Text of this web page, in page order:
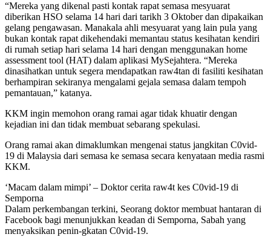
“Mereka yang dikenal pasti kontak rapat semasa mesyuarat
diberikan HSO selama 14 hari dari tarikh 3 Oktober dan dipakaikan
gelang pengawasan. Manakala ahli mesyuarat yang lain pula yang
bukan kontak rapat dikehendaki memantau status kesihatan kendiri
di rumah setiap hari selama 14 hari dengan menggunakan home
assessment tool (HAT) dalam aplikasi MySejahtera. “Mereka
dinasihatkan untuk segera mendapatkan raw4tan di fasiliti kesihatan
berhampiran sekiranya mengalami gejala semasa dalam tempoh
pemantauan,” katanya.
KKM ingin memohon orang ramai agar tidak khuatir dengan
kejadian ini dan tidak membuat sebarang spekulasi.
Orang ramai akan dimaklumkan mengenai status jangkitan C0vid-
19 di Malaysia dari semasa ke semasa secara kenyataan media rasmi
KKM.
‘Macam dalam mimpi’ – Doktor cerita raw4t kes C0vid-19 di
Semporna
Dalam perkembangan terkini, Seorang doktor membuat hantaran di
Facebook bagi menunjukkan keadan di Semporna, Sabah yang
menyaksikan penin-gkatan C0vid-19.